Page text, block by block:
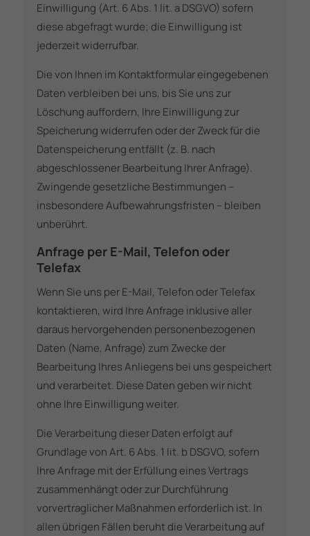
Einwilligung (Art. 6 Abs. 1 lit. a DSGVO) sofern
diese abgefragt wurde; die Einwilligung ist
jederzeit widerrufbar.
Die von Ihnen im Kontaktformular eingegebenen
Daten verbleiben bei uns, bis Sie uns zur
Löschung auffordern, Ihre Einwilligung zur
Speicherung widerrufen oder der Zweck für die
Datenspeicherung entfällt (z. B. nach
abgeschlossener Bearbeitung Ihrer Anfrage).
Zwingende gesetzliche Bestimmungen –
insbesondere Aufbewahrungsfristen – bleiben
unberührt.
Anfrage per E-Mail, Telefon oder
Telefax
Wenn Sie uns per E-Mail, Telefon oder Telefax
kontaktieren, wird Ihre Anfrage inklusive aller
daraus hervorgehenden personenbezogenen
Daten (Name, Anfrage) zum Zwecke der
Bearbeitung Ihres Anliegens bei uns gespeichert
und verarbeitet. Diese Daten geben wir nicht
ohne Ihre Einwilligung weiter.
Die Verarbeitung dieser Daten erfolgt auf
Grundlage von Art. 6 Abs. 1 lit. b DSGVO, sofern
Ihre Anfrage mit der Erfüllung eines Vertrags
zusammenhängt oder zur Durchführung
vorvertraglicher Maßnahmen erforderlich ist. In
allen übrigen Fällen beruht die Verarbeitung auf